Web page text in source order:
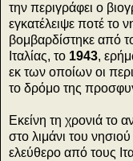
την περιγράφει ο
εγκατέλειψε ποτέ το
βομβαρδίστηκε από
Ιταλίας, το 1943,
εκ των οποίων οι
το δρόμο της
Εκείνη τη χρονιά το
στο λιμάνι του
ελεύθερο από τους